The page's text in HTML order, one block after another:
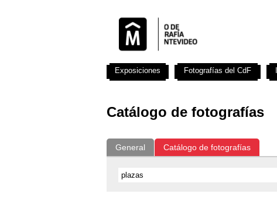
Catálogo de fotografías
General Catálogo de fotografías
Exposiciones Fotografías del CdF